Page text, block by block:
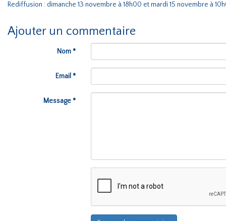
Rediffusion : dimanche 13 novembre à 18h00 et mardi 15 novembre à
Ajouter un commentaire
Nom *
Email *
Message *